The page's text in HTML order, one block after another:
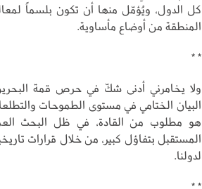
كل الدول، ويُؤمّل منها أن تكون بلسماً
المنطقة من أوضاع مأساوية.
* *
ولا يخامرني أدنى شكّ في حرص قمة
البيان الختامي في مستوى الطموحات
هو مطلوب من القادة، في ظل البحث
المستقبل بتفاؤل كبير، من خلال قرارات
لدولنا.